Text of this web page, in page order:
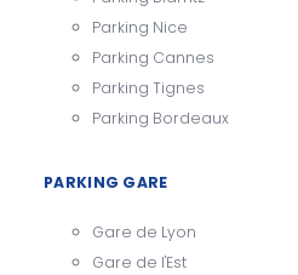
Parking Nice
Parking Cannes
Parking Tignes
Parking Bordeaux
PARKING GARE
Gare de Lyon
Gare de l'Est